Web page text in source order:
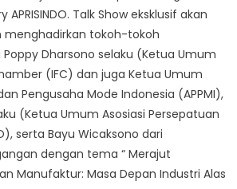
Talk Show eksklusif akan
menghadirkan tokoh-tokoh
Dharsono selaku (Ketua Umum
(IFC) dan juga Ketua Umum
Pengusaha Mode Indonesia (APPMI),
(Ketua Umum Asosiasi Persepatuan
serta Bayu Wicaksono dari
dengan tema “ Merajut
Manufaktur: Masa Depan Industri Alas